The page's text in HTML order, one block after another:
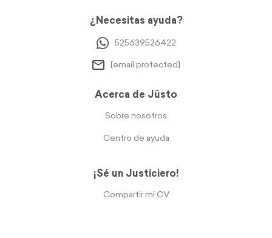
¿Necesitas ayuda?
525639526422
[email protected]
Acerca de Jüsto
Sobre nosotros
Centro de ayuda
¡Sé un Justiciero!
Compartir mi CV